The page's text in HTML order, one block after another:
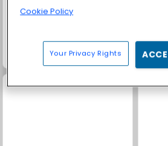
1001 Arabian Nights
Cookie Policy
Your Privacy Rights